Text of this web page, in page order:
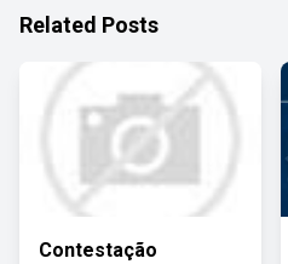
Related Posts
Contestação